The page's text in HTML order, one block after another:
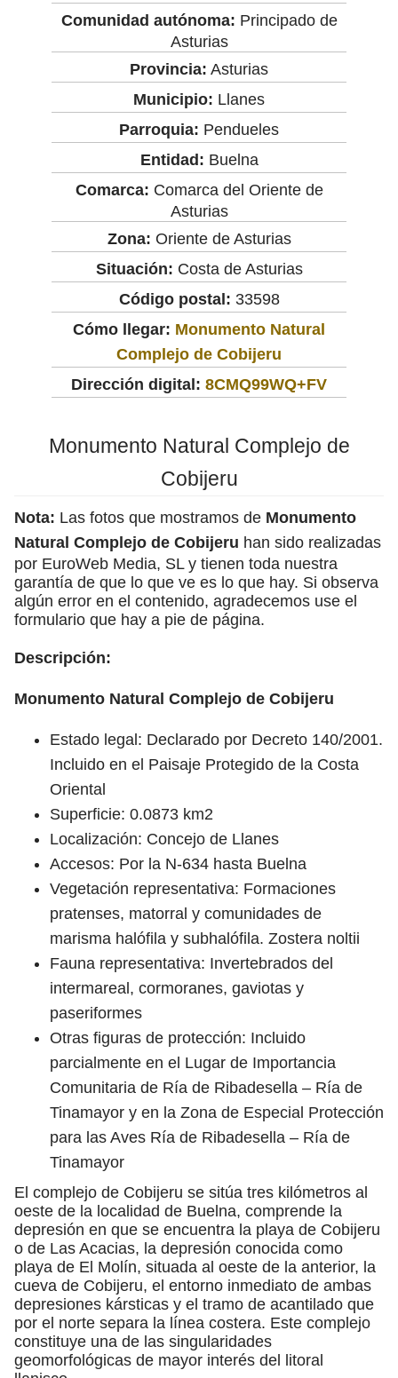
Comunidad autónoma: Principado de
Asturias
Provincia: Asturias
Municipio: Llanes
Parroquia: Pendueles
Entidad: Buelna
Comarca: Comarca del Oriente de
Asturias
Zona: Oriente de Asturias
Situación: Costa de Asturias
Código postal: 33598
Cómo llegar: Monumento Natural
Complejo de Cobijeru
Dirección digital: 8CMQ99WQ+FV
Monumento Natural Complejo de
Cobijeru
Nota: Las fotos que mostramos de Monumento
Natural Complejo de Cobijeru han sido realizadas
por EuroWeb Media, SL y tienen toda nuestra
garantía de que lo que ve es lo que hay. Si observa
algún error en el contenido, agradecemos use el
formulario que hay a pie de página.
Descripción:
Monumento Natural Complejo de Cobijeru
Estado legal: Declarado por Decreto 140/2001.
Incluido en el Paisaje Protegido de la Costa
Oriental
Superficie: 0.0873 km2
Localización: Concejo de Llanes
Accesos: Por la N-634 hasta Buelna
Vegetación representativa: Formaciones
pratenses, matorral y comunidades de
marisma halófila y subhalófila. Zostera noltii
Fauna representativa: Invertebrados del
intermareal, cormoranes, gaviotas y
paseriformes
Otras figuras de protección: Incluido
parcialmente en el Lugar de Importancia
Comunitaria de Ría de Ribadesella – Ría de
Tinamayor y en la Zona de Especial Protección
para las Aves Ría de Ribadesella – Ría de
Tinamayor
El complejo de Cobijeru se sitúa tres kilómetros al
oeste de la localidad de Buelna, comprende la
depresión en que se encuentra la playa de Cobijeru
o de Las Acacias, la depresión conocida como
playa de El Molín, situada al oeste de la anterior, la
cueva de Cobijeru, el entorno inmediato de ambas
depresiones kársticas y el tramo de acantilado que
por el norte separa la línea costera. Este complejo
constituye una de las singularidades
geomorfológicas de mayor interés del litoral